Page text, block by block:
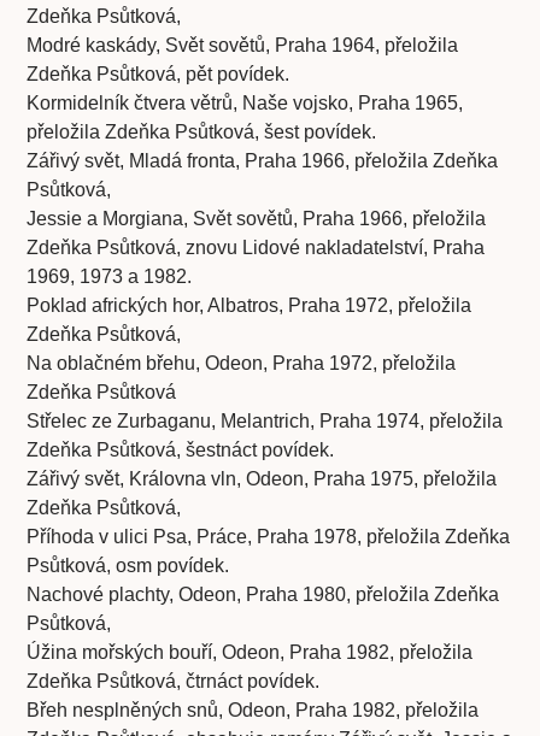
Zdeňka Psůtková,
Modré kaskády, Svět sovětů, Praha 1964, přeložila
Zdeňka Psůtková, pět povídek.
Kormidelník čtvera větrů, Naše vojsko, Praha 1965,
přeložila Zdeňka Psůtková, šest povídek.
Zářivý svět, Mladá fronta, Praha 1966, přeložila Zdeňka
Psůtková,
Jessie a Morgiana, Svět sovětů, Praha 1966, přeložila
Zdeňka Psůtková, znovu Lidové nakladatelství, Praha
1969, 1973 a 1982.
Poklad afrických hor, Albatros, Praha 1972, přeložila
Zdeňka Psůtková,
Na oblačném břehu, Odeon, Praha 1972, přeložila
Zdeňka Psůtková
Střelec ze Zurbaganu, Melantrich, Praha 1974, přeložila
Zdeňka Psůtková, šestnáct povídek.
Zářivý svět, Královna vln, Odeon, Praha 1975, přeložila
Zdeňka Psůtková,
Příhoda v ulici Psa, Práce, Praha 1978, přeložila Zdeňka
Psůtková, osm povídek.
Nachové plachty, Odeon, Praha 1980, přeložila Zdeňka
Psůtková,
Úžina mořských bouří, Odeon, Praha 1982, přeložila
Zdeňka Psůtková, čtrnáct povídek.
Břeh nesplněných snů, Odeon, Praha 1982, přeložila